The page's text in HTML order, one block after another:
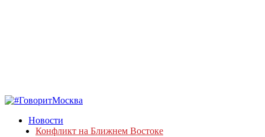
Новости
Конфликт на Ближнем Востоке